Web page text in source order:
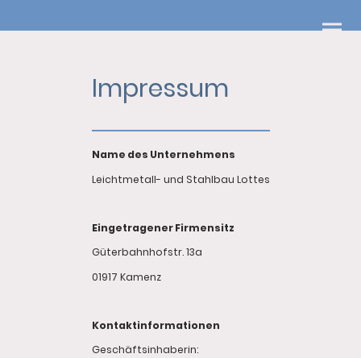
Impressum
Name des Unternehmens
Leichtmetall- und Stahlbau Lottes
Eingetragener Firmensitz
Güterbahnhofstr. 13a
01917 Kamenz
Kontaktinformationen
Geschäftsinhaberin: